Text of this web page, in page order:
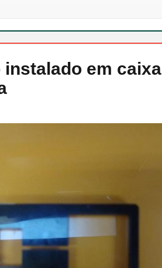
instalado em caixa